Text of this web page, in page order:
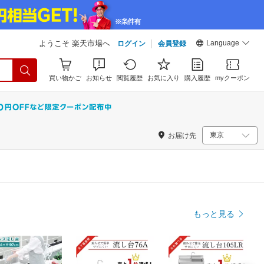
ようこそ 楽天市場へ ログイン 会員登録 Language
買い物かご お知らせ 閲覧履歴 お気に入り 購入履歴 myクーポン
お届け先
もっと見る